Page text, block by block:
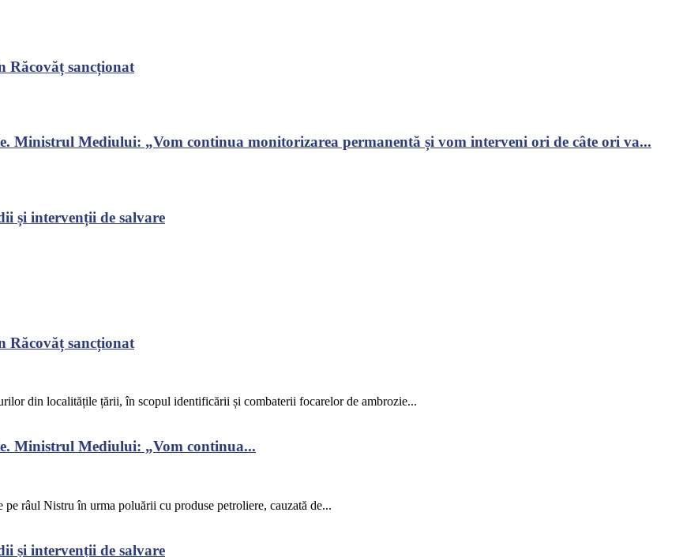
Răcovăț sancționat
Ministrul Mediului: „Vom continua monitorizarea permanentă și vom interveni ori de câte ori va...
și intervenții de salvare
Răcovăț sancționat
din localitățile țării, în scopul identificării și combaterii focarelor de ambrozie...
Ministrul Mediului: „Vom continua...
pe râul Nistru în urma poluării cu produse petroliere, cauzată de...
și intervenții de salvare